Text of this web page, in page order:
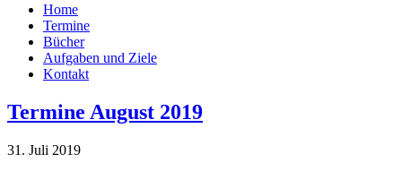
Home
Termine
Bücher
Aufgaben und Ziele
Kontakt
Termine August 2019
31. Juli 2019